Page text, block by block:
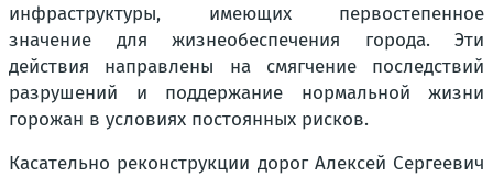
инфраструктуры, имеющих первостепенное
значение для жизнеобеспечения города. Эти
действия направлены на смягчение последствий
разрушений и поддержание нормальной жизни
горожан в условиях постоянных рисков.
Касательно реконструкции дорог Алексей Сергеевич